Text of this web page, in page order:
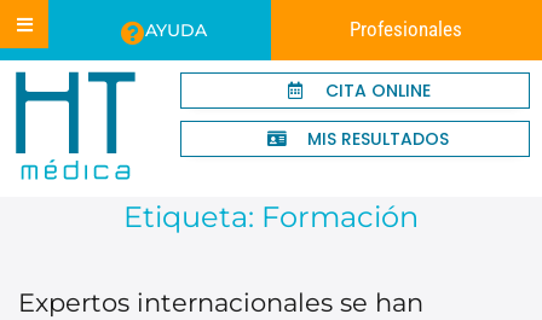
AYUDA Profesionales
CITA ONLINE
MIS RESULTADOS
Etiqueta: Formación
Expertos internacionales se han